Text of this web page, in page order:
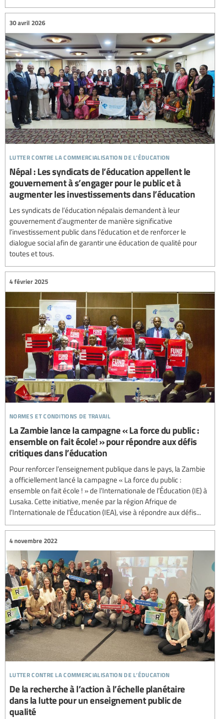
lutter contre la commercialisation de l’éducation
30 avril 2026
Népal : Les syndicats de l’éducation appellent le
gouvernement à s’engager pour le public et à
augmenter les investissements dans l’éducation
Les syndicats de l’éducation népalais demandent à leur
gouvernement d’augmenter de manière significative
l’investissement public dans l’éducation et de renforcer le
dialogue social afin de garantir une éducation de qualité pour
toutes et tous.
normes et conditions de travail
4 février 2025
La Zambie lance la campagne « La force du public :
ensemble on fait école! » pour répondre aux défis
critiques dans l’éducation
Pour renforcer l’enseignement publique dans le pays, la Zambie
a officiellement lancé la campagne « La force du public :
ensemble on fait école ! » de l’Internationale de l’Éducation (IE) à
Lusaka. Cette initiative, menée par la région Afrique de
l’Internationale de l’Éducation (IEA), vise à répondre aux défis...
lutter contre la commercialisation de l’éducation
4 novembre 2022
De la recherche à l’action à l’échelle planétaire
dans la lutte pour un enseignement public de
qualité